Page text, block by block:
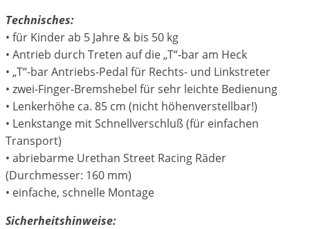
Technisches:
• für Kinder ab 5 Jahre & bis 50 kg
• Antrieb durch Treten auf die „T“-bar am Heck
• „T“-bar Antriebs-Pedal für Rechts- und Linkstreter
• zwei-Finger-Bremshebel für sehr leichte Bedienung
• Lenkerhöhe ca. 85 cm (nicht höhenverstellbar!)
• Lenkstange mit Schnellverschluß (für einfachen
Transport)
• abriebarme Urethan Street Racing Räder
(Durchmesser: 160 mm)
• einfache, schnelle Montage
Sicherheitshinweise: